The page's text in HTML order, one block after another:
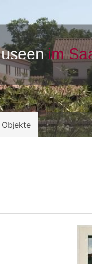
Objekte